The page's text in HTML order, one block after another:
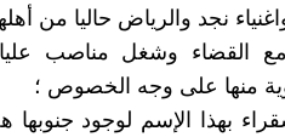
نجد والرياض حاليا من
القضاء وشغل مناصب
منها على وجه الخصوص ؛
بهذا الإسم لوجود جنوبها